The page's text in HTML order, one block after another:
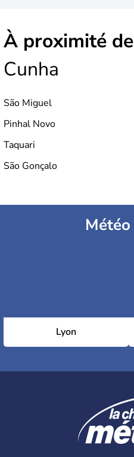
À proximité de
Cunha
São Miguel
Pinhal Novo
Taquari
São Gonçalo
Lyon